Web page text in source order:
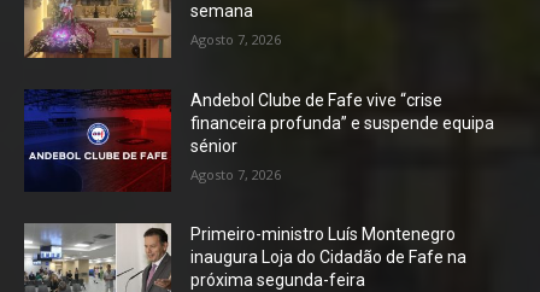
semana
Agosto 7, 2026
Andebol Clube de Fafe vive “crise
financeira profunda” e suspende equipa
sénior
Agosto 7, 2026
Primeiro-ministro Luís Montenegro
inaugura Loja do Cidadão de Fafe na
próxima segunda-feira